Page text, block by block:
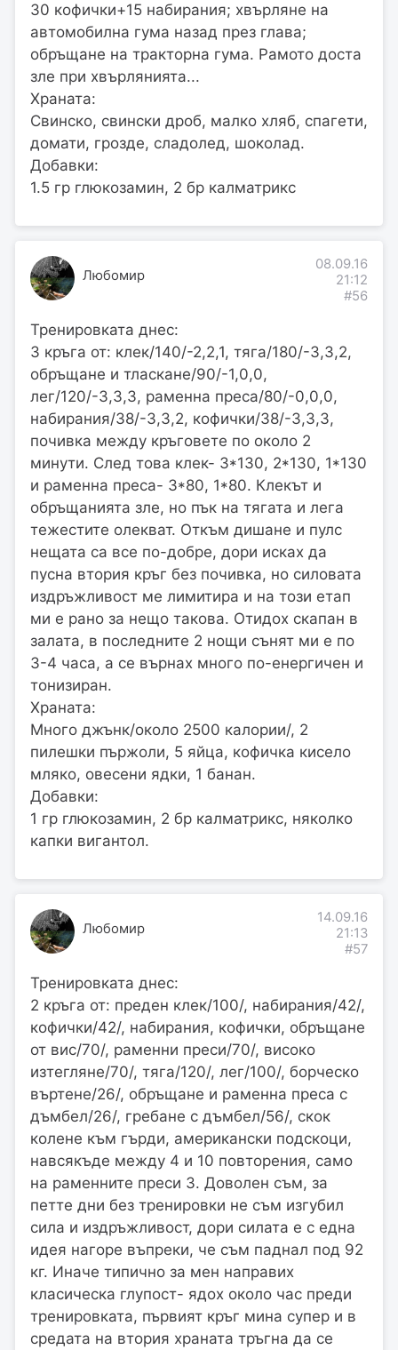
30 кофички+15 набирания; хвърляне на
автомобилна гума назад през глава;
обръщане на тракторна гума. Рамото доста
зле при хвърлянията...
Храната:
Свинско, свински дроб, малко хляб, спагети,
домати, грозде, сладолед, шоколад.
Добавки:
1.5 гр глюкозамин, 2 бр калматрикс
Любомир
08.09.16
21:12
#56
Тренировката днес:
3 кръга от: клек/140/-2,2,1, тяга/180/-3,3,2,
обръщане и тласкане/90/-1,0,0,
лег/120/-3,3,3, раменна преса/80/-0,0,0,
набирания/38/-3,3,2, кофички/38/-3,3,3,
почивка между кръговете по около 2
минути. След това клек- 3*130, 2*130, 1*130
и раменна преса- 3*80, 1*80. Клекът и
обръщанията зле, но пък на тягата и лега
тежестите олекват. Откъм дишане и пулс
нещата са все по-добре, дори исках да
пусна втория кръг без почивка, но силовата
издръжливост ме лимитира и на този етап
ми е рано за нещо такова. Отидох скапан в
залата, в последните 2 нощи сънят ми е по
3-4 часа, а се върнах много по-енергичен и
тонизиран.
Храната:
Много джънк/около 2500 калории/, 2
пилешки пържоли, 5 яйца, кофичка кисело
мляко, овесени ядки, 1 банан.
Добавки:
1 гр глюкозамин, 2 бр калматрикс, няколко
капки вигантол.
Любомир
14.09.16
21:13
#57
Тренировката днес:
2 кръга от: преден клек/100/, набирания/42/,
кофички/42/, набирания, кофички, обръщане
от вис/70/, раменни преси/70/, високо
изтегляне/70/, тяга/120/, лег/100/, борческо
въртене/26/, обръщане и раменна преса с
дъмбел/26/, гребане с дъмбел/56/, скок
колене към гърди, американски подскоци,
навсякъде между 4 и 10 повторения, само
на раменните преси 3. Доволен съм, за
петте дни без тренировки не съм изгубил
сила и издръжливост, дори силата е с една
идея нагоре въпреки, че съм паднал под 92
кг. Иначе типично за мен направих
класическа глупост- ядох около час преди
тренировката, първият кръг мина супер и в
средата на втория храната тръгна да се